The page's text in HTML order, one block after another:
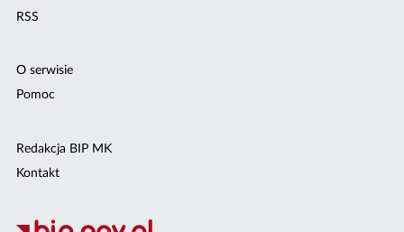
RSS
O serwisie
Pomoc
Redakcja BIP MK
Kontakt